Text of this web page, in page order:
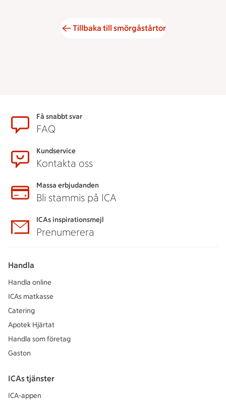
Tillbaka till smörgåstårtor
SidfotFå snabbt svar
FAQ
Kundservice
Kontakta oss
Massa erbjudanden
Bli stammis på ICA
ICAs inspirationsmejl
Prenumerera
Handla
Handla online
ICAs matkasse
Catering
Apotek Hjärtat
Handla som företag
Gaston
ICAs tjänster
ICA-appen